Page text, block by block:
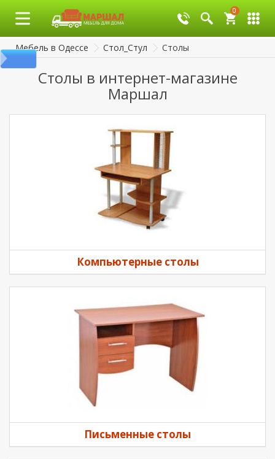
0
0
Мебель в Одессе Стол_Стул Столы
Столы в интернет-магазине
Маршал
Компьютерные столы
Письменные столы